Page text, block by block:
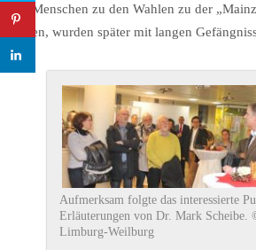
die Menschen zu den Wahlen zu der
hatten, wurden später mit langen
Aufmerksam folgte das interessierte
Erläuterungen von Dr. Mark Scheibe.
Limburg-Weilburg